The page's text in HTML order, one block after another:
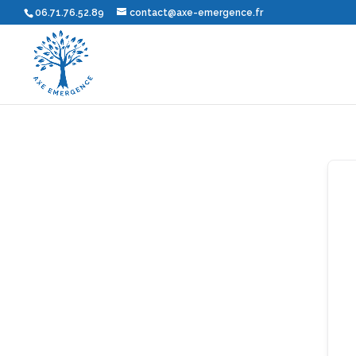
06.71.76.52.89 contact@axe-emergence.fr